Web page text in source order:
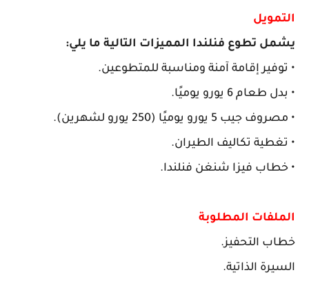
التمويل
يشمل تطوع فنلندا المميزات التالية ما يلي:
• توفير إقامة آمنة ومناسبة للمتطوعين.
• بدل طعام 6 يورو يوميًا.
• مصروف جيب 5 يورو يوميًا (250 يورو لشهرين).
• تغطية تكاليف الطيران.
• خطاب فيزا شنغن فنلندا.
الملفات المطلوبة
خطاب التحفيز.
السيرة الذاتية.